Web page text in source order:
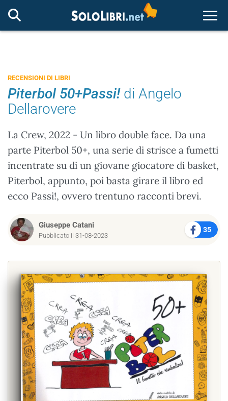
RECENSIONI DI LIBRI
Piterbol 50+Passi!di Angelo
Dellarovere
La Crew, 2022 - Un libro double face. Da una
parte Piterbol 50+, una serie di strisce a fumetti
incentrate su di un giovane giocatore di basket,
Piterbol, appunto, poi basta girare il libro ed
ecco Passi!, ovvero trentuno racconti brevi.
Giuseppe Catani
Pubblicato il 31-08-2023
35